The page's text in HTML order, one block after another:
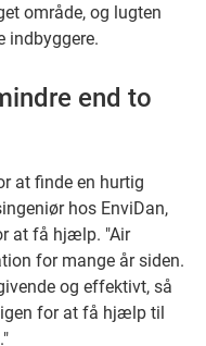
område, og lugten
indbyggere.
end to
at finde en hurtig
hos EnviDan,
at få hjælp. "Air
for mange år siden.
og effektivt, så
for at få hjælp til